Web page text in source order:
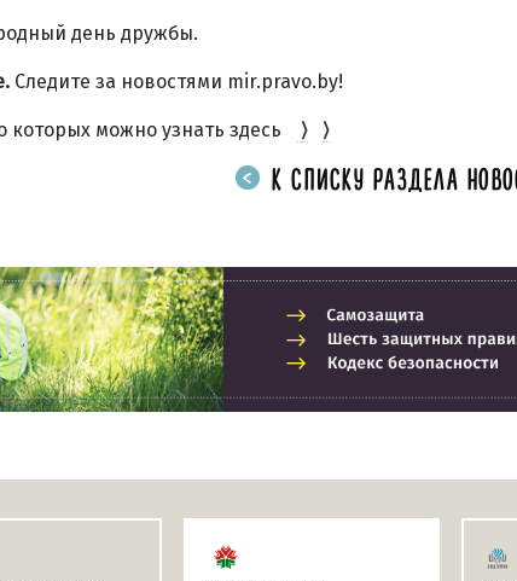
день дружбы.
Следите за новостями mir.pravo.by!
которых можно узнать здесь ⟩ ⟩
К СПИСКУ РАЗДЕЛА